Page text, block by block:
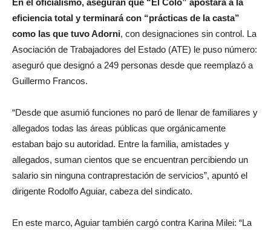
eficiencia total y terminará con “prácticas de la casta”
como las que tuvo Adorni, con designaciones sin control. La
Asociación de Trabajadores del Estado (ATE) le puso número:
aseguró que designó a 249 personas desde que reemplazó a
Guillermo Francos.
“Desde que asumió funciones no paró de llenar de familiares y
allegados todas las áreas públicas que orgánicamente
estaban bajo su autoridad. Entre la familia, amistades y
allegados, suman cientos que se encuentran percibiendo un
salario sin ninguna contraprestación de servicios”, apuntó el
dirigente Rodolfo Aguiar, cabeza del sindicato.
En este marco, Aguiar también cargó contra Karina Milei: “La